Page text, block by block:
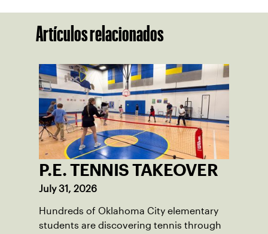
Artículos relacionados
P.E. TENNIS TAKEOVER
July 31, 2026
Hundreds of Oklahoma City elementary
students are discovering tennis through